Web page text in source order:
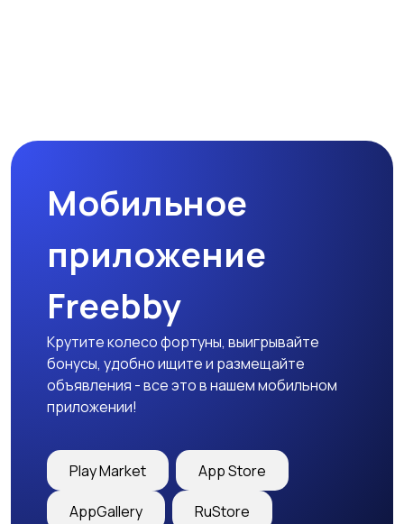
Медицина Начало карьеры
Образование и наука
закупки
Мобильное
приложение
Freebby
Крутите колесо фортуны, выигрывайте
бонусы, удобно ищите и размещайте
объявления - все это в нашем мобильном
приложении!
Play Market App Store
AppGallery RuStore